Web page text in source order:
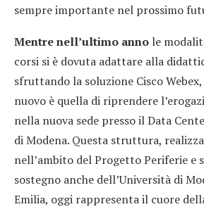
sempre importante nel prossimo
Mentre nell’ultimo anno le
corsi si è dovuta adattare alla
sfruttando la soluzione Cisco
nuovo è quella di riprendere
nella nuova sede presso il Data
di Modena. Questa struttura,
nell’ambito del Progetto Periferie e
sostegno anche dell’Università di
Emilia, oggi rappresenta il cuore